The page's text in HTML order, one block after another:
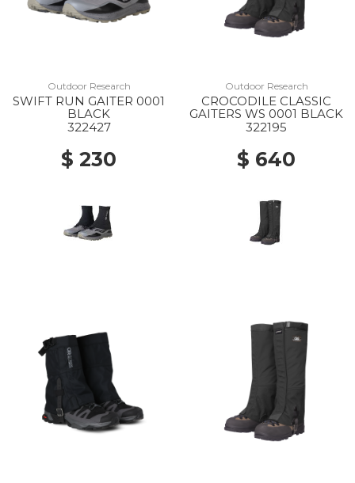
Outdoor Research
SWIFT RUN GAITER 0001
BLACK
322427
$ 230
Outdoor Research
CROCODILE CLASSIC
GAITERS WS 0001 BLACK
322195
$ 640